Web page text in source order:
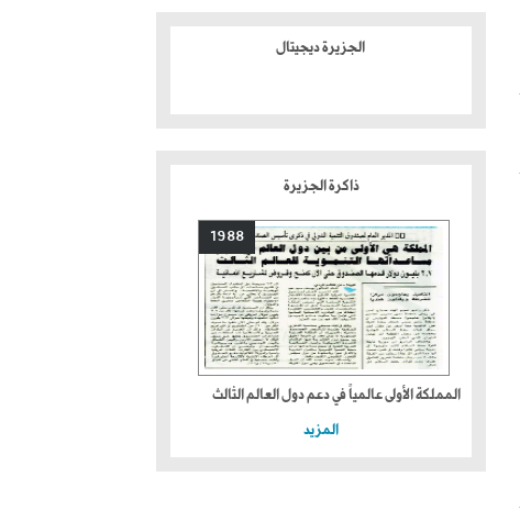
الجزيرة ديجيتال
ذاكرة الجزيرة
1988
المملكة الأولى عالمياً في دعم دول العالم الثالث
المزيد